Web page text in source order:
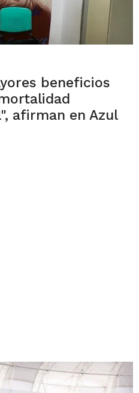
beneficios
afirman en Azul